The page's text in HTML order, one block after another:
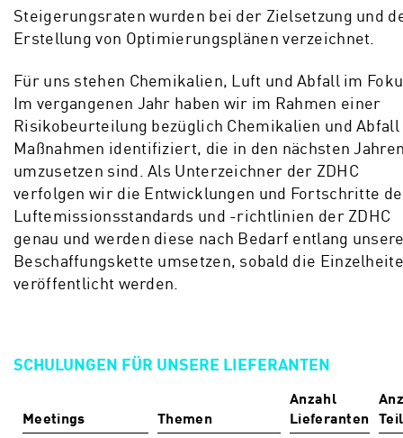
Steigerungsraten wurden bei der Zielsetzung und
Erstellung von Optimierungsplänen verzeichnet.
Für uns stehen Chemikalien, Luft und Abfall im
Im vergangenen Jahr haben wir im Rahmen einer
Risikobeurteilung bezüglich Chemikalien und Abfall
Maßnahmen identifiziert, die in den nächsten
umzusetzen sind. Als Unterzeichner der ZDHC
verfolgen wir die Entwicklungen und Fortschritte
Luftemissionsstandards und -richtlinien der ZDHC
genau und werden diese nach Bedarf entlang
Beschaffungskette umsetzen, sobald die
veröffentlicht werden.
SCHULUNGEN FÜR UNSERE LIEFERANTEN
Meetings Themen
Anzahl
Lieferanten